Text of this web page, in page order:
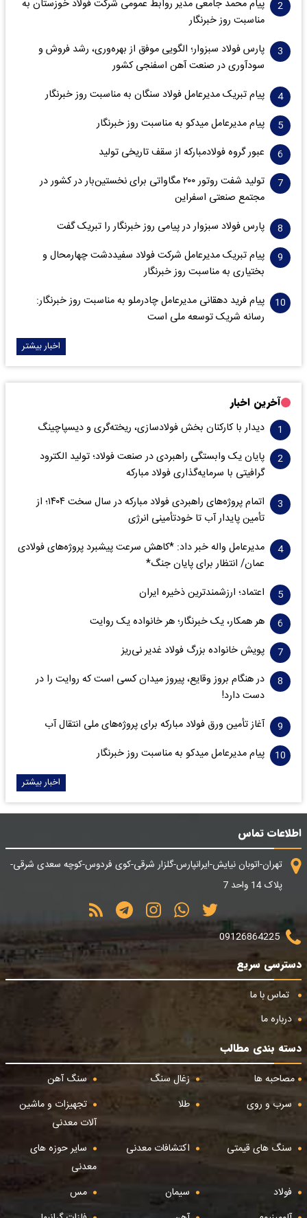
پیام محمد جامعی مدیر روابط عمومی شرکت فولاد خوزستان به
مناسبت روز خبرنگار
پارس فولاد سبزوار؛ الگویی موفق از بهره‌وری، رشد فروش و
سود‌آوری در صنعت آهن اسفنجی کشور
پیام تبریک مدیرعامل فولاد سنگان به مناسبت روز خبرنگار
پیام مدیرعامل میدکو به مناسبت روز خبرنگار
عبور گروه فولادمبارکه از سقف تاریخی تولید
تولید شفت روتور ۲۰۰ مگاواتی برای نخستین‌بار در کشور در
مجتمع صنعتی اسفراین
پارس فولاد سبزوار در پیامی روز خبرنگار را تبریک گفت
پیام تبریک مدیرعامل شرکت فولاد سفیددشت چهارمحال و
بختیاری به مناسبت روز خبرنگار
پیام فرید دهقانی مدیرعامل چادرملو به مناسبت روز خبرنگار:
رسانه شریک توسعه ملی است
اخبار بیشتر
آخرین اخبار
دیدار با کارکنان بخش فولادسازی، ریخته‌گری و دیسپاچینگ
پایان یک وابستگی راهبردی در صنعت فولاد؛ تولید الکترود
گرافیتی با سرمایه‌گذاری فولاد مبارکه
اتمام پروژه‌های راهبردی فولاد مبارکه در سال سخت ۱۴۰۴؛ از
تأمین پایدار آب تا خودتأمینی انرژی
مدیرعامل واله خبر داد: *کاهش سرعت پیشبرد پروژه‌های فولادی
عمان/ انتظار برای پایان جنگ*
اعتماد؛ ارزشمندترین ذخیره ایران
هر همکار، یک خبرنگار؛ هر خانواده یک روایت
پویش خانواده بزرگ فولاد غدیر نی‌ریز
در هنگام بروز وقایع، پیروز میدان کسی است که روایت را در
دست دارد!
آغاز تأمین ورق فولاد مبارکه برای پروژه‌های ملی انتقال آب
پیام مدیرعامل میدکو به مناسبت روز خبرنگار
اخبار بیشتر
اطلاعات تماس
تهران-اتوبان نیایش-ایرانپارس-گلزار شرقی-کوی فردوس-کوچه سعدی شرقی-
پلاک 14 واحد 7
09126864225
دسترسی سریع
تماس با ما
درباره ما
دسته بندی مطالب
مصاحبه ها
زغال سنگ
سنگ آهن
سرب و روی
طلا
تجهیزات و ماشین
آلات معدنی
سنگ های قیمتی
اکتشافات معدنی
سایر حوزه های
معدنی
فولاد
سیمان
مس